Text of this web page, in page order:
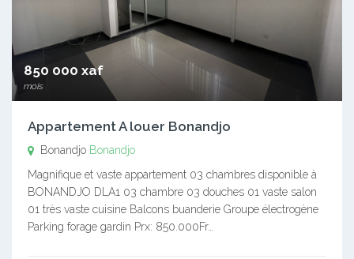
850 000 xaf
mois
Appartement A louer Bonandjo
Bonandjo Bonandjo
Magnifique et vaste appartement 03 chambres disponible à
BONANDJO DLA1 03 chambre 03 douches 01 vaste salon
01 très vaste cuisine Balcons buanderie Groupe électrogène
Parking forage gardin Prx: 850.000Fr…